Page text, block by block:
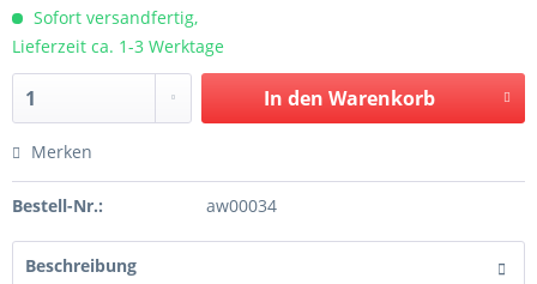
Sofort versandfertig,
Lieferzeit ca. 1-3 Werktage
In den Warenkorb
Merken
Bestell-Nr.: aw00034
Beschreibung